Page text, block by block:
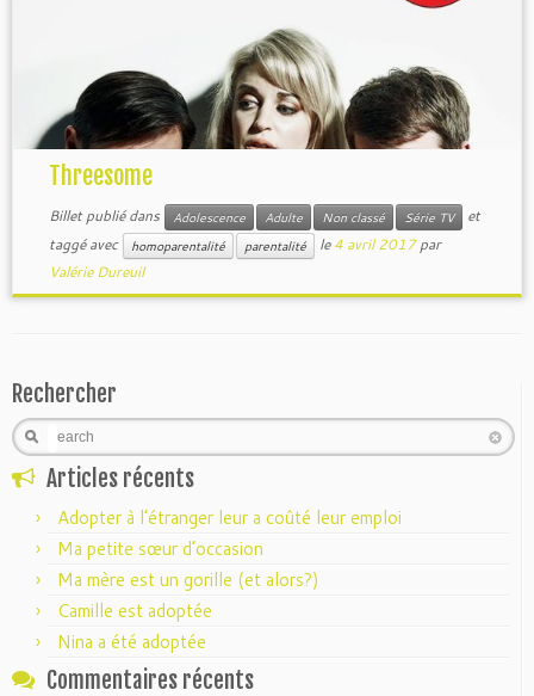
Threesome
Billet publié dans Adolescence Adulte Non classé Série TV
et
taggé avec
homoparentalité parentalité le4 avril 2017 par
Valérie Dureuil
Rechercher
Search
Articles récents
Adopter à l’étranger leur a coûté leur emploi
Ma petite sœur d’occasion
Ma mère est un gorille (et alors?)
Camille est adoptée
Nina a été adoptée
Commentaires récents